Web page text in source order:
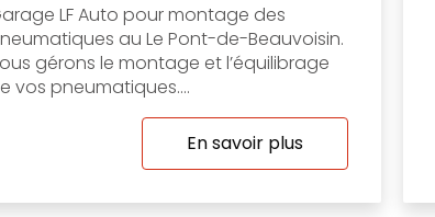
LF Auto pour montage des
au Le Pont-de-Beauvoisin.
gérons le montage et l’équilibrage
vos pneumatiques....
En savoir plus